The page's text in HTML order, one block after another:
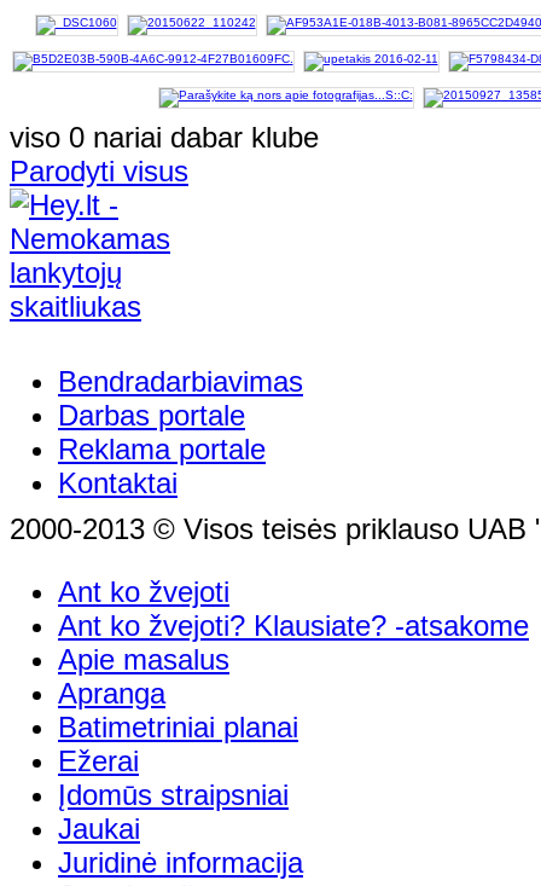
viso 0 nariai dabar klube
Parodyti visus
Bendradarbiavimas
Darbas portale
Reklama portale
Kontaktai
2000-2013 © Visos teisės priklauso UAB
Ant ko žvejoti
Ant ko žvejoti? Klausiate? -atsakome
Apie masalus
Apranga
Batimetriniai planai
Ežerai
Įdomūs straipsniai
Jaukai
Juridinė informacija